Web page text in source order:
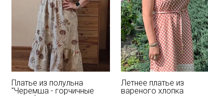
Платье из полульна
"Черемша - горчичные
Летнее платье из
вареного хлопка